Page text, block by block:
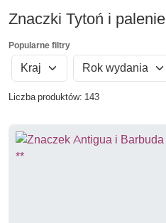
Znaczki Tytoń i palenie
Popularne filtry
Kraj Rok wydania
Liczba produktów: 143